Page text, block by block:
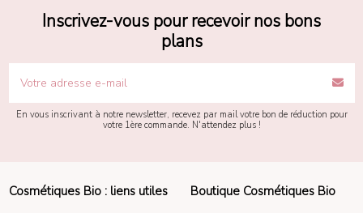
Inscrivez-vous pour recevoir nos bons
plans
En vous inscrivant à notre newsletter, recevez par mail votre bon de réduction pour
votre 1ère commande. N'attendez plus !
Cosmétiques Bio : liens utiles Boutique Cosmétiques Bio